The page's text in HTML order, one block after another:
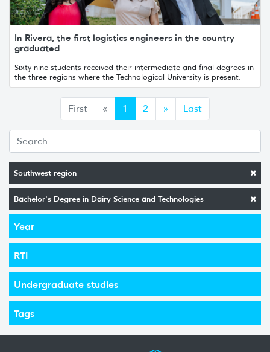
Southwest region
Bachelor's Degree in Dairy Science and Technologies
Year
RTI
Undergraduate studies
Tags
In Rivera, the first logistics engineers in the country
graduated
Sixty-nine students received their intermediate and final degrees in
the three regions where the Technological University is present.
First « Anterior
1 2 » Siguiente
Last